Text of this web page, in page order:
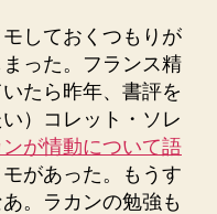
しておくつもりが
った。フランス精
たら昨年、書評を
）コレット・ソレ
が情動について語
があった。もうす
。ラカンの勉強も